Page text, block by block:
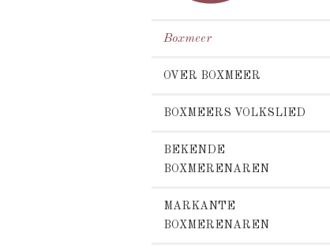
Boxmeer
OVER BOXMEER
BOXMEERS VOLKSLIED
BEKENDE
BOXMERENAREN
MARKANTE
BOXMERENAREN